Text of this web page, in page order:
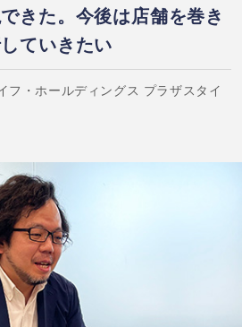
きた。今後は店舗を巻き
ていきたい
フ・ホールディングス プラザスタイ